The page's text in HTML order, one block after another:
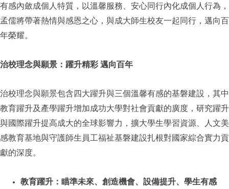
有感內斂成個人特質，以溫馨服務、安心同行內化成個人行為，
孟儒將帶著熱情與感恩之心，與成大師生校友一起同行，邁向百
年榮耀。
治校理念與願景：躍升精彩 邁向百年
治校理念與願景包含四大躍升與三個溫馨有感的基磐建設，其中
教育躍升及產學躍升增加成功大學對社會貢獻的廣度，研究躍升
與國際躍升提高成大的全球影響力，擴大學生學習資源、人文美
感教育基地與守護師生員工福祉基磐建設扎根對國家綜合實力貢
獻的深度。
教育躍升：瞄準未來、創造機會、設備提升、學生有感